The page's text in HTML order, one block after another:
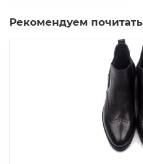
Рекомендуем почитать